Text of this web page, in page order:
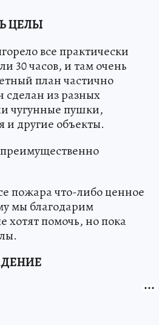
ЦЕЛЫ
все практически
30 часов, и там очень
план частично
сделан из разных
чугунные пушки,
и другие объекты.
пожара что-либо ценное
мы благодарим
хотят помочь, но пока